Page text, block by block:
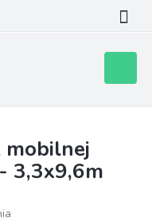
košík
mobilnej
3,3x9,6m